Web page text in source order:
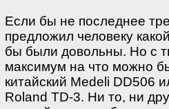
Если бы не последнее
предложил человеку
бы были довольны. Но с
максимум на что можно
китайский Medeli DD506
Roland TD-3. Ни то, ни